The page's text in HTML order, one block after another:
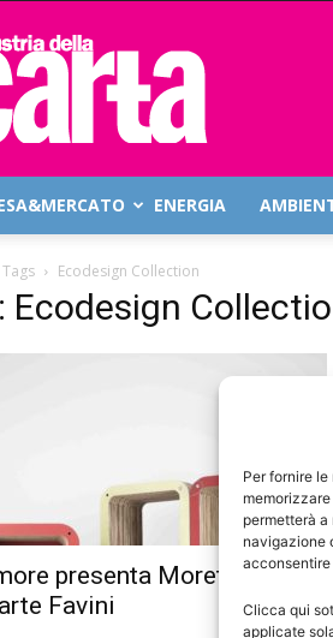
Per fornire
permetterà
navigazione
Clicca qui
applicate
Industria
della
Carta
ENERGIA
Tags Ecodesign Collection
Ecodesign
presenta Moretto Plus
Favini